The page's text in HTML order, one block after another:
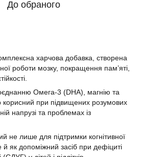
До обраного
харчова добавка, створена
роботи мозку, покращення пам’яті,
Омега-3 (DHA), магнію та
корисний при підвищених розумових
напрузі та проблемах із
не лише для підтримки когнітивної
як допоміжний засіб при дефіциті